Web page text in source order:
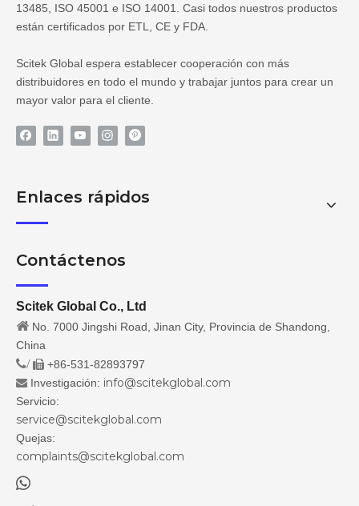
13485, ISO 45001 e ISO 14001. Casi todos nuestros productos
están certificados por ETL, CE y FDA.
Scitek Global espera establecer cooperación con más
distribuidores en todo el mundo y trabajar juntos para crear un
mayor valor para el cliente.
Enlaces rápidos
Contáctenos
Scitek Global Co., Ltd
 No. 7000 Jingshi Road, Jinan City, Provincia de Shandong,
China
/  +86-531-82893797
 Investigación: info@scitekglobal.com
Servicio:
service@scitekglobal.com
Quejas:
complaints@scitekglobal.com
